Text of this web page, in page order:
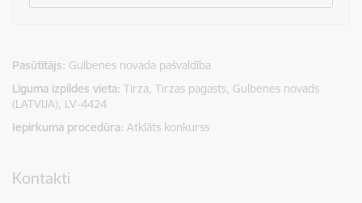
Pasūtītājs Gulbenes novada pašvaldība
Līguma izpildes vieta Tirza, Tirzas pagasts, Gulbenes novads
(LATVIJA), LV-4424
Iepirkuma procedūra Atklāts konkurss
Kontakti